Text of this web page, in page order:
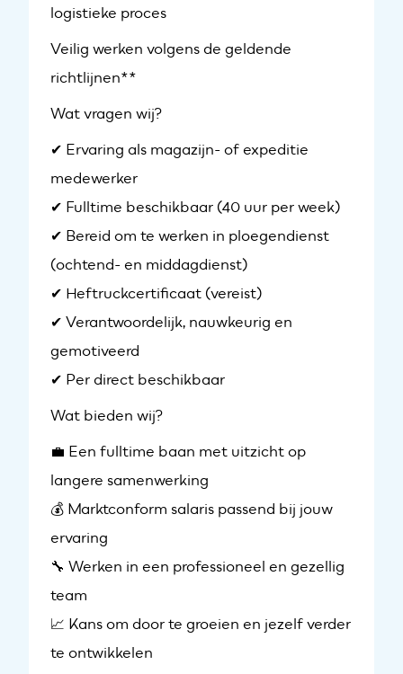
logistieke proces
Veilig werken volgens de geldende
richtlijnen**
Wat vragen wij?
✔ Ervaring als magazijn- of expeditie
medewerker
✔ Fulltime beschikbaar (40 uur per week)
✔ Bereid om te werken in ploegendienst
(ochtend- en middagdienst)
✔ Heftruckcertificaat (vereist)
✔ Verantwoordelijk, nauwkeurig en
gemotiveerd
✔ Per direct beschikbaar
Wat bieden wij?
💼 Een fulltime baan met uitzicht op
langere samenwerking
💰 Marktconform salaris passend bij jouw
ervaring
🔧 Werken in een professioneel en gezellig
team
📈 Kans om door te groeien en jezelf verder
te ontwikkelen